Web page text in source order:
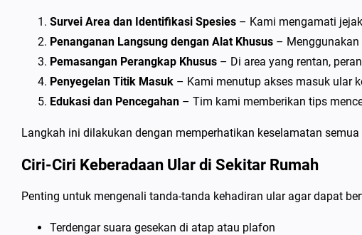
Survei Area dan Identifikasi Spesies – Kami mengamati
Penanganan Langsung dengan Alat Khusus – Menggunakan
Pemasangan Perangkap Khusus – Di area yang rentan,
Penyegelan Titik Masuk – Kami menutup akses masuk ular
Edukasi dan Pencegahan – Tim kami memberikan tips
Langkah ini dilakukan dengan memperhatikan keselamatan semua
Ciri-Ciri Keberadaan Ular di Sekitar Rumah
Penting untuk mengenali tanda-tanda kehadiran ular agar dapat
Terdengar suara gesekan di atap atau plafon